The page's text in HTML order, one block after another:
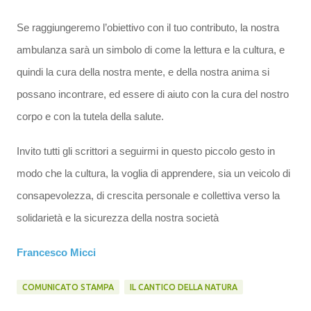
Se raggiungeremo l’obiettivo con il tuo contributo, la nostra
ambulanza sarà un simbolo di come la lettura e la cultura, e
quindi la cura della nostra mente, e della nostra anima si
possano incontrare, ed essere di aiuto con la cura del nostro
corpo e con la tutela della salute.
Invito tutti gli scrittori a seguirmi in questo piccolo gesto in
modo che la cultura, la voglia di apprendere, sia un veicolo di
consapevolezza, di crescita personale e collettiva verso la
solidarietà e la sicurezza della nostra società
Francesco Micci
COMUNICATO STAMPA IL CANTICO DELLA NATURA